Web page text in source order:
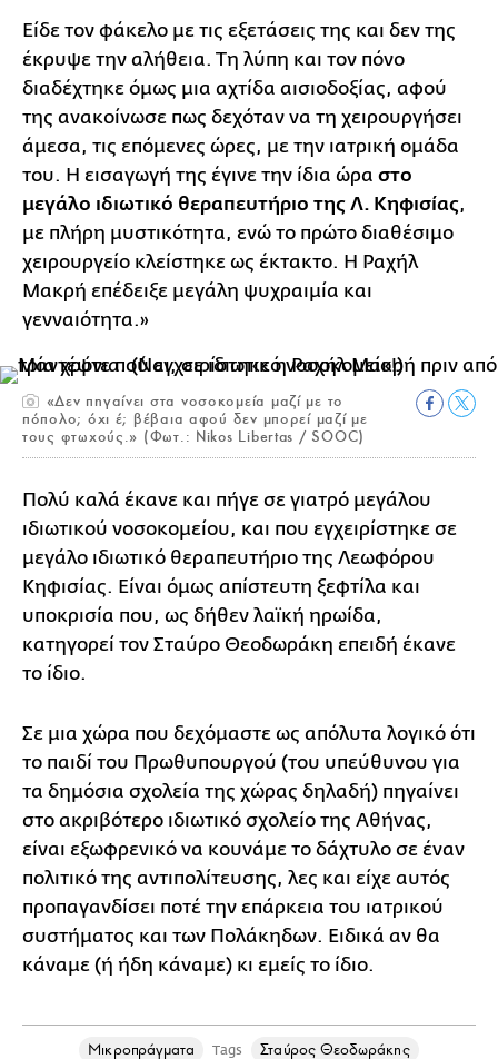
Είδε τον φάκελο με τις εξετάσεις της και δεν της
έκρυψε την αλήθεια. Τη λύπη και τον πόνο
διαδέχτηκε όμως μια αχτίδα αισιοδοξίας, αφού
της ανακοίνωσε πως δεχόταν να τη χειρουργήσει
άμεσα, τις επόμενες ώρες, με την ιατρική ομάδα
του. Η εισαγωγή της έγινε την ίδια ώρα στο
μεγάλο ιδιωτικό θεραπευτήριο της Λ. Κηφισίας,
με πλήρη μυστικότητα, ενώ το πρώτο διαθέσιμο
χειρουργείο κλείστηκε ως έκτακτο. Η Ραχήλ
Μακρή επέδειξε μεγάλη ψυχραιμία και
γενναιότητα.»
«Δεν πηγαίνει στα νοσοκομεία μαζί με το
πόπολο; όχι έ; βέβαια αφού δεν μπορεί μαζί με
τους φτωχούς.» (Φωτ.: Nikos Libertas / SOOC)
Πολύ καλά έκανε και πήγε σε γιατρό μεγάλου
ιδιωτικού νοσοκομείου, και που εγχειρίστηκε σε
μεγάλο ιδιωτικό θεραπευτήριο της Λεωφόρου
Κηφισίας. Είναι όμως απίστευτη ξεφτίλα και
υποκρισία που, ως δήθεν λαϊκή ηρωίδα,
κατηγορεί τον Σταύρο Θεοδωράκη επειδή έκανε
το ίδιο.
Σε μια χώρα που δεχόμαστε ως απόλυτα λογικό ότι
το παιδί του Πρωθυπουργού (του υπεύθυνου για
τα δημόσια σχολεία της χώρας δηλαδή) πηγαίνει
στο ακριβότερο ιδιωτικό σχολείο της Αθήνας,
είναι εξωφρενικό να κουνάμε το δάχτυλο σε έναν
πολιτικό της αντιπολίτευσης, λες και είχε αυτός
προπαγανδίσει ποτέ την επάρκεια του ιατρικού
συστήματος και των Πολάκηδων. Ειδικά αν θα
κάναμε (ή ήδη κάναμε) κι εμείς το ίδιο.
Mικροπράγματα Tags Σταύρος Θεοδωράκης